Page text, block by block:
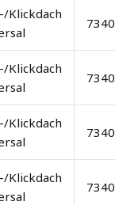
Klickdach
Klickdach
Klickdach
Klickdach